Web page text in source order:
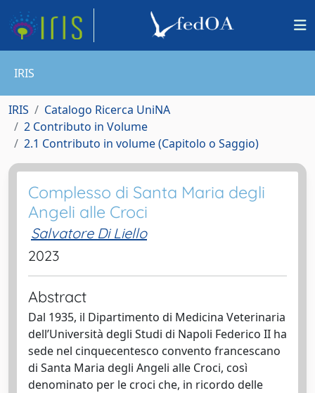
IRIS
IRIS
Catalogo Ricerca UniNA
2 Contributo in Volume
2.1 Contributo in volume (Capitolo o Saggio)
Complesso di Santa Maria degli
Angeli alle Croci
Salvatore Di Liello
2023
Abstract
Dal 1935, il Dipartimento di Medicina Veterinaria
dell’Università degli Studi di Napoli Federico II ha
sede nel cinquecentesco convento francescano
di Santa Maria degli Angeli alle Croci, così
denominato per le croci che, in ricordo delle